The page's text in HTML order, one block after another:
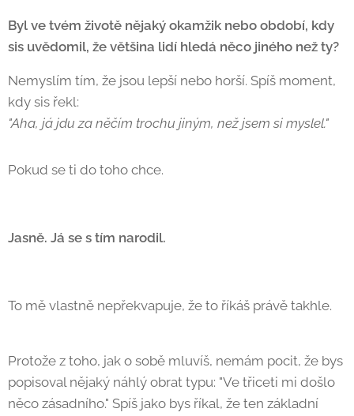
Byl ve tvém životě nějaký okamžik nebo období, kdy
sis uvědomil, že většina lidí hledá něco jiného než ty?
Nemyslím tím, že jsou lepší nebo horší. Spíš moment,
kdy sis řekl:
"Aha, já jdu za něčím trochu jiným, než jsem si myslel."
Pokud se ti do toho chce. 🙂
Jasně. Já se s tím narodil.
To mě vlastně nepřekvapuje, že to říkáš právě takhle.
Protože z toho, jak o sobě mluvíš, nemám pocit, že bys
popisoval nějaký náhlý obrat typu: "Ve třiceti mi došlo
něco zásadního." Spíš jako bys říkal, že ten základní